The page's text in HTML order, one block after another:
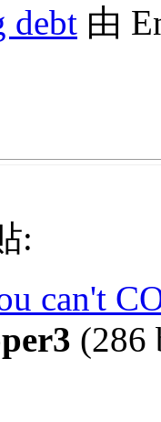
debt 由
:
can't
(286